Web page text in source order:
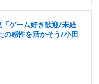
ゲーム好き歓迎/未経
の感性を活かそう/小田